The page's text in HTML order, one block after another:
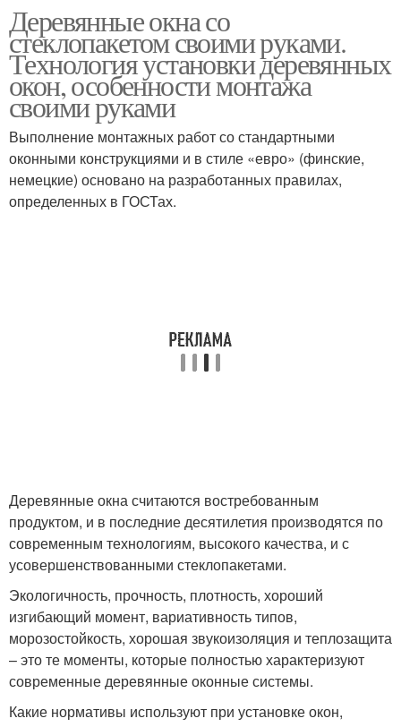
Окна из дерева
Дешёвые окна
Деревянные окна со
стеклопакетом своими руками.
Технология установки деревянных
окон, особенности монтажа
своими руками
Выполнение монтажных работ со стандартными
оконными конструкциями и в стиле «евро» (финские,
немецкие) основано на разработанных правилах,
определенных в ГОСТах.
Деревянные окна считаются востребованным
продуктом, и в последние десятилетия производятся по
современным технологиям, высокого качества, и с
усовершенствованными стеклопакетами.
Экологичность, прочность, плотность, хороший
изгибающий момент, вариативность типов,
морозостойкость, хорошая звукоизоляция и теплозащита
– это те моменты, которые полностью характеризуют
современные деревянные оконные системы.
Какие нормативы используют при установке окон,